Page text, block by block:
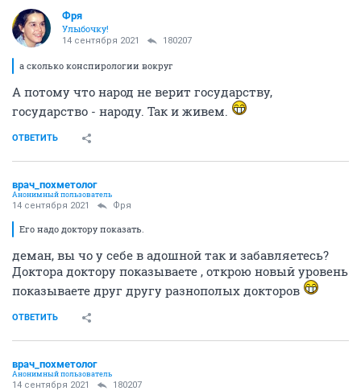
Фря
Улыбочку!
14 сентября 2021 180207
а сколько конспирологии вокруг
А потому что народ не верит государству,
государство - народу. Так и живем.
ОТВЕТИТЬ
врач_похметолог
Анонимный пользователь
14 сентября 2021 Фря
Его надо доктору показать.
деман, вы чо у себе в адошной так и забавляетесь?
Доктора доктору показываете , открою новый уровень
показываете друг другу разнополых докторов
ОТВЕТИТЬ
врач_похметолог
Анонимный пользователь
14 сентября 2021 180207